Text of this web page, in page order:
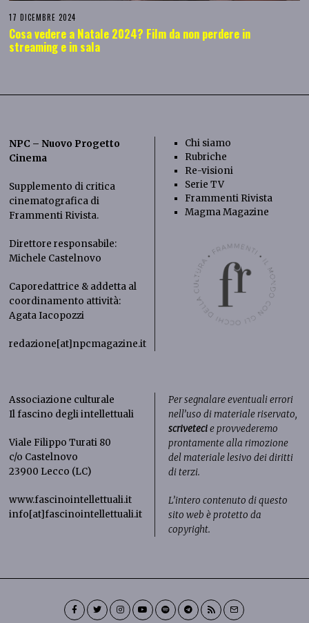
17 DICEMBRE 2024
Cosa vedere a Natale 2024? Film da non perdere in
streaming e in sala
NPC – Nuovo Progetto
Cinema
Supplemento di critica
cinematografica di
Frammenti Rivista.
Direttore responsabile:
Michele Castelnovo
Caporedattrice & addetta al
coordinamento attività:
Agata Iacopozzi
redazione[at]npcmagazine.it
Chi siamo
Rubriche
Re-visioni
Serie TV
Frammenti Rivista
Magma Magazine
Associazione culturale
Il fascino degli intellettuali
Viale Filippo Turati 80
c/o Castelnovo
23900 Lecco (LC)
www.fascinointellettuali.it
info[at]fascinointellettuali.it
Per segnalare eventuali errori
nell’uso di materiale riservato,
scrivetecie provvederemo
prontamente alla rimozione
del materiale lesivo dei diritti
di terzi.
L’intero contenuto di questo
sito web è protetto da
copyright.